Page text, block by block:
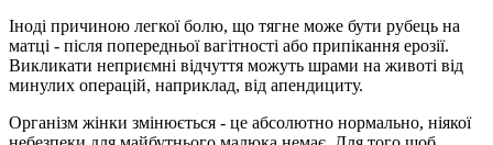
Іноді причиною легкої болю, що тягне може бути рубець на
матці - після попередньої вагітності або припікання ерозії.
Викликати неприємні відчуття можуть шрами на животі від
минулих операцій, наприклад, від апендициту.
Організм жінки змінюється - це абсолютно нормально, ніякої